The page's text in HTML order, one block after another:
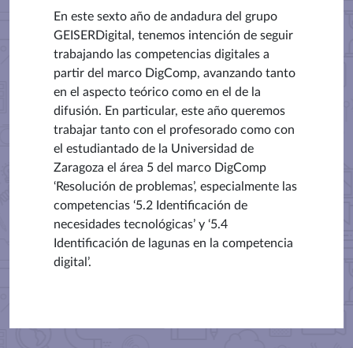
En este sexto año de andadura del grupo
GEISERDigital, tenemos intención de seguir
trabajando las competencias digitales a
partir del marco DigComp, avanzando tanto
en el aspecto teórico como en el de la
difusión. En particular, este año queremos
trabajar tanto con el profesorado como con
el estudiantado de la Universidad de
Zaragoza el área 5 del marco DigComp
‘Resolución de problemas’, especialmente las
competencias ‘5.2 Identificación de
necesidades tecnológicas’ y ‘5.4
Identificación de lagunas en la competencia
digital’.